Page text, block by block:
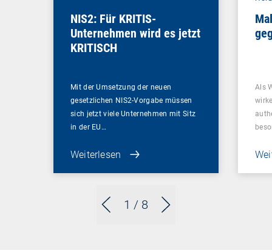
1 / 8
NIS2: Für KRITIS-
Unternehmen wird es jetzt
KRITISCH
Mit der Umsetzung der neuen
gesetzlichen NIS2-Vorgabe müssen
sich jetzt viele Unternehmen mit Sitz
in der EU…
Weiterlesen
Als